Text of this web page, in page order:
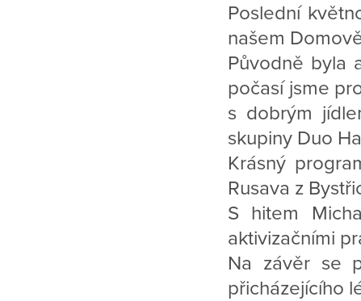
Poslední
našem
Původně byla
počasí jsme
s dobrým
skupiny Duo
Krásný
Rusava z
S hitem
aktivizačními
Na závěr se
přicházejícího